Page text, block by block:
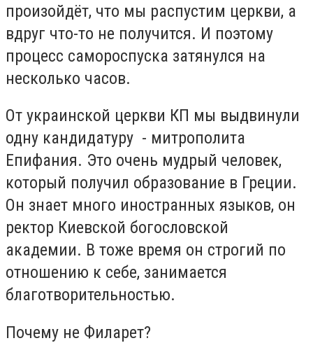
произойдёт, что мы распустим церкви, а
вдруг что-то не получится. И поэтому
процесс самороспуска затянулся на
несколько часов.
От украинской церкви КП мы выдвинули
одну кандидатуру - митрополита
Епифания. Это очень мудрый человек,
который получил образование в Греции.
Он знает много иностранных языков, он
ректор Киевской богословской
академии. В тоже время он строгий по
отношению к себе, занимается
благотворительностью.
Почему не Филарет?